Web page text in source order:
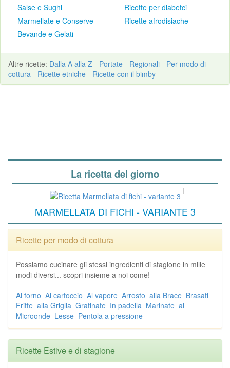
Salse e Sughi
Marmellate e Conserve
Bevande e Gelati
Ricette per diabetci
Ricette afrodisiache
Altre ricette: Dalla A alla Z - Portate - Regionali - Per modo di
cottura - Ricette etniche - Ricette con il bimby
La ricetta del giorno
MARMELLATA DI FICHI - VARIANTE 3
Ricette per modo di cottura
Possiamo cucinare gli stessi ingredienti di stagione in mille
modi diversi... scopri insieme a noi come!
Al forno Al cartoccio Al vapore Arrosto alla Brace Brasati
Fritte alla Griglia Gratinate In padella Marinate al
Microonde Lesse Pentola a pressione
Ricette Estive e di stagione